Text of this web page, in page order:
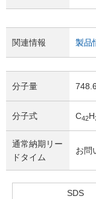
関連情報 製品
分子量
分子式 C42H
通常納期リー
ドタイム
お問
SDS